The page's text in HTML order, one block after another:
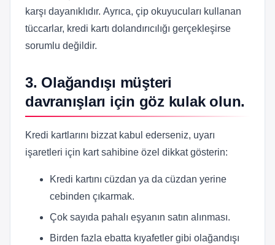
karşı dayanıklıdır. Ayrıca, çip okuyucuları kullanan
tüccarlar, kredi kartı dolandırıcılığı gerçekleşirse
sorumlu değildir.
3. Olağandışı müşteri
davranışları için göz kulak olun.
Kredi kartlarını bizzat kabul ederseniz, uyarı
işaretleri için kart sahibine özel dikkat gösterin:
Kredi kartını cüzdan ya da cüzdan yerine
cebinden çıkarmak.
Çok sayıda pahalı eşyanın satın alınması.
Birden fazla ebatta kıyafetler gibi olağandışı